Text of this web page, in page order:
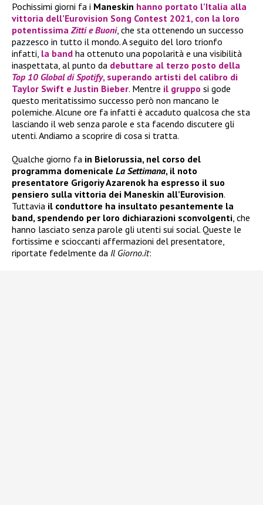
Pochissimi giorni fa i Maneskin hanno portato l’Italia alla
vittoria dell’Eurovision Song Contest 2021, con la loro
potentissima Zitti e Buoni, che sta ottenendo un successo
pazzesco in tutto il mondo. A seguito del loro trionfo
infatti, la band ha ottenuto una popolarità e una visibilità
inaspettata, al punto da debuttare al terzo posto della
Top 10 Global di Spotify, superando artisti del calibro di
Taylor Swift eJustin Bieber. Mentre il gruppo si gode
questo meritatissimo successo però non mancano le
polemiche. Alcune ore fa infatti è accaduto qualcosa che sta
lasciando il web senza parole e sta facendo discutere gli
utenti. Andiamo a scoprire di cosa si tratta.
Qualche giorno fa in Bielorussia, nel corso del
programma domenicale La Settimana, il noto
presentatore Grigoriy Azarenok ha espresso il suo
pensiero sulla vittoria dei Maneskin all’Eurovision.
Tuttavia il conduttore ha insultato pesantemente la
band, spendendo per loro dichiarazioni sconvolgenti, che
hanno lasciato senza parole gli utenti sui social. Queste le
fortissime e scioccanti affermazioni del presentatore,
riportate fedelmente da Il Giorno.it: